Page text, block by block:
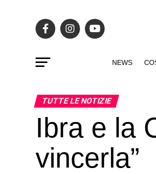
NEWS
TUTTE LE NOTIZIE
Ibra e la
vincerla”